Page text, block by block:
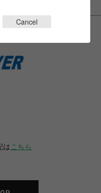
は こちら
Cancel